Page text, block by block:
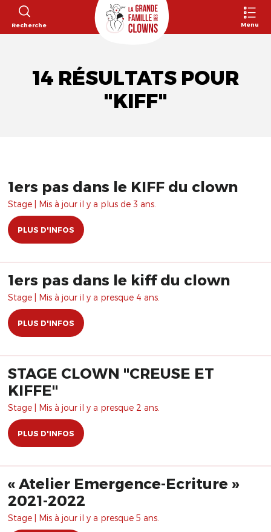
Recherche Menu
14 RÉSULTATS POUR
"KIFF"
1ers pas dans le KIFF du clown
Stage | Mis à jour il y a plus de 3 ans.
PLUS D'INFOS
1ers pas dans le kiff du clown
Stage | Mis à jour il y a presque 4 ans.
PLUS D'INFOS
STAGE CLOWN "CREUSE ET
KIFFE"
Stage | Mis à jour il y a presque 2 ans.
PLUS D'INFOS
« Atelier Emergence-Ecriture »
2021-2022
Stage | Mis à jour il y a presque 5 ans.